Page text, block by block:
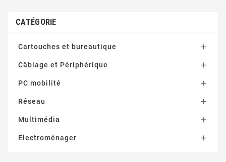
CATÉGORIE
Cartouches et bureautique 
Câblage et Périphérique 
PC mobilité 
Réseau 
Multimédia 
Electroménager 